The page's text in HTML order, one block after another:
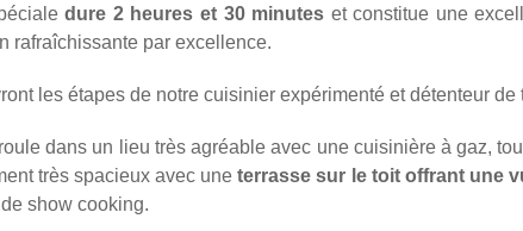
dure 2 heures et 30 minutes et constitue une
rafraîchissante par excellence.
les étapes de notre cuisinier expérimenté et détenteur
dans un lieu très agréable avec une cuisinière à gaz,
très spacieux avec uneterrasse sur le toit offrant une
show cooking.